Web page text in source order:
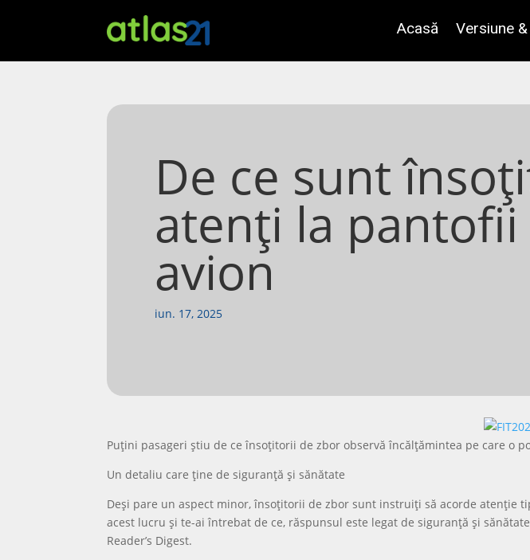
Acasă Versiune
De ce sunt
atenți la
avion
iun. 17, 2025
Puțini pasageri știu de ce însoțitorii de zbor observă încălțămintea pe care o
Un detaliu care ține de siguranță și sănătate
Deși pare un aspect minor, însoțitorii de zbor sunt instruiți să acorde atenție
acest lucru și te-ai întrebat de ce, răspunsul este legat de siguranță și
Reader’s Digest.